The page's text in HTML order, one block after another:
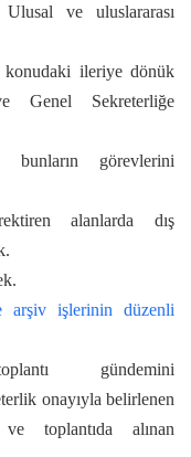
ve uluslararası
konudaki ileriye dönük
Genel Sekreterliğe
bunların görevlerini
alanlarda dış
arşiv işlerinin düzenli
gündemini
onayıyla belirlenen
ve toplantıda alınan